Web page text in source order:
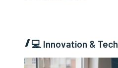
💻 Innovation & Tech